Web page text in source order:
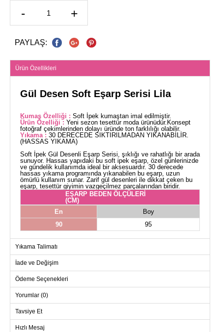
- +
PAYLAŞ:
Ürün Özellikleri
Gül Desen Soft Eşarp Serisi Lila
Kumaş Özelliği : Soft İpek kumaştan imal edilmiştir.
Ürün Özelliği : Yeni sezon tesettür moda ürünüdür.Konsept
fotoğraf çekimlerinden dolayı üründe ton farklılığı olabilir.
Yıkama : 30 DERECEDE SIKTIRILMADAN YIKANABİLİR.
(HASSAS YIKAMA)
Soft İpek Gül Desenli Eşarp Serisi, şıklığı ve rahatlığı bir arada
sunuyor. Hassas yapıdaki bu soft ipek eşarp, özel günlerinizde
ve gündelik kullanımda ideal bir aksesuardır. 30 derecede
hassas yıkama programında yıkanabilen bu eşarp, uzun
ömürlü kullanım sunar. Zarif gül desenleri ile dikkat çeken bu
eşarp, tesettür giyimin vazgeçilmez parçalarından biridir.
EŞARP BEDEN ÖLÇÜLERİ
(CM)
En
Boy
90
95
Yıkama Talimatı
İade ve Değişim
Ödeme Seçenekleri
Yorumlar (0)
Tavsiye Et
Hızlı Mesaj